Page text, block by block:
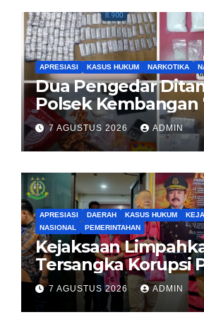
APRESIASI KASUS HUKUM NARKOTIKA
Dua Pengedar
Polsek Kembangan
Obat Keras, Sabu
Puluhan Vape
Diamankan
7 AGUSTUS 2026 ADMIN
APRESIASI DAERAH KASUS HUKUM
NASIONAL
PEMERINTAHAN
Kejaksaan
Tersangka Korupsi
PES dan ISC ke PN
Jakarta Pusat
7 AGUSTUS 2026 ADMIN